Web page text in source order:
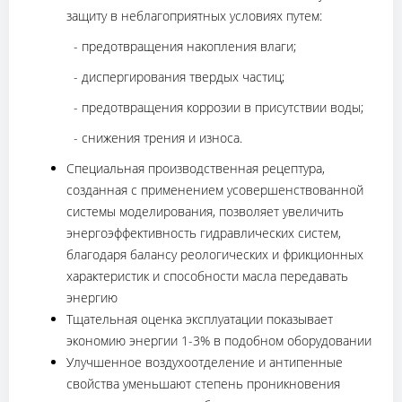
защиту в неблагоприятных условиях путем:
- предотвращения накопления влаги;
- диспергирования твердых частиц;
- предотвращения коррозии в присутствии воды;
- снижения трения и износа.
Специальная производственная рецептура,
созданная с применением усовершенствованной
системы моделирования, позволяет увеличить
энергоэффективность гидравлических систем,
благодаря балансу реологических и фрикционных
характеристик и способности масла передавать
энергию
Тщательная оценка эксплуатации показывает
экономию энергии 1-3% в подобном оборудовании
Улучшенное воздухоотделение и антипенные
свойства уменьшают степень проникновения